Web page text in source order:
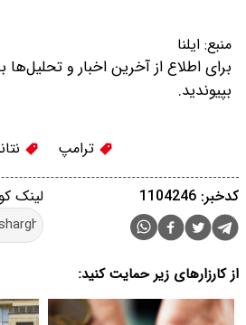
منبع: ایلنا
برای اطلاع از آخرین اخبار و تحلیل‌ها
بپیوندید.
ترامپ
لینک کدخبر: 1104246
از کارزارهای زیر حمایت کنید: